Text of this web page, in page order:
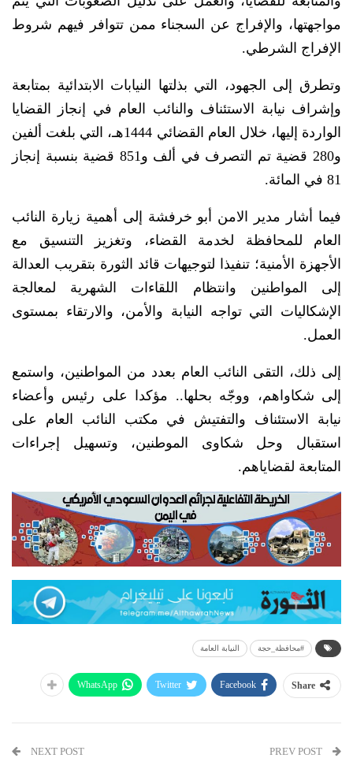
مواجهتها، والإفراج عن السجناء ممن تتوافر فيهم شروط
الإفراج الشرطي.
وتطرق إلى الجهود، التي بذلتها النيابات الابتدائية بمتابعة
وإشراف نيابة الاستئناف والنائب العام في إنجاز القضايا
الواردة إليها، خلال العام القضائي 1444هـ، التي بلغت ألفين
و280 قضية تم التصرف في ألف و851 قضية بنسبة إنجاز
81 في المائة.
فيما أشار مدير الامن أبو خرفشة إلى أهمية زيارة النائب
العام للمحافظة لخدمة القضاء، وتغزيز التنسيق مع
الأجهزة الأمنية؛ تنفيذا لتوجيهات قائد الثورة بتقريب العدالة
إلى المواطنين وانتظام اللقاءات الشهرية لمعالجة
الإشكاليات التي تواجه النيابة والأمن، والارتقاء بمستوى
العمل.
إلى ذلك، التقى النائب العام بعدد من المواطنين، واستمع
إلى شكاواهم، ووجّه بحلها.. مؤكدا على رئيس وأعضاء
نيابة الاستئناف والتفتيش في مكتب النائب العام على
استقبال وحل شكاوى الموطنين، وتسهيل إجراءات
المتابعة لقضاياهم.
#محافظة_حجة النيابة العامة
Share
Facebook
Twitter
WhatsApp
NEXT POST